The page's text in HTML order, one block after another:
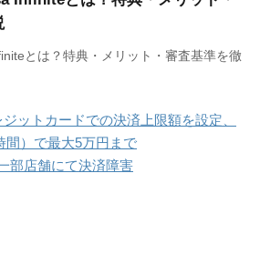
とは？特典・メリット・審査基準を徹
ットカードでの決済上限額を設定、
間）で最大5万円まで
部店舗にて決済障害